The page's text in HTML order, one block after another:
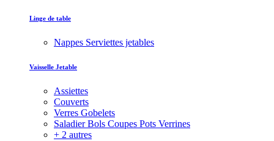
Linge de table
Nappes Serviettes jetables
Vaisselle Jetable
Assiettes
Couverts
Verres Gobelets
Saladier Bols Coupes Pots Verrines
+ 2 autres